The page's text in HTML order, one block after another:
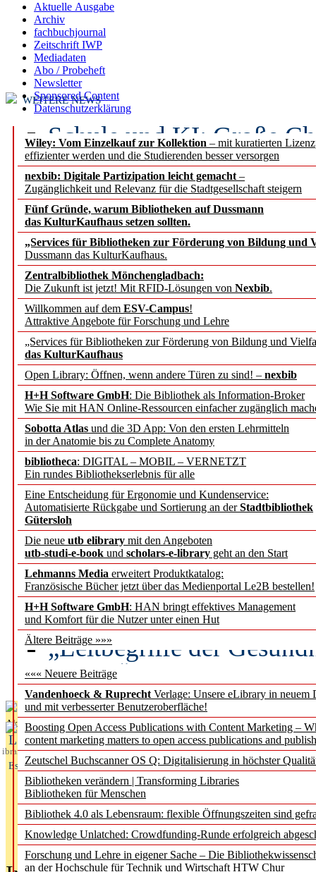
Aktuelle Ausgabe
Archiv
fachbuchjournal
Zeitschrift IWP
Mediadaten
Abo / Probeheft
Newsletter
Sponsored Content
Datenschutzerklärung
Wiley: Vom Einzelkauf zur Kollektion – mit kuratierten
effizienter werden und die Studierenden besser versorgen
nexbib: Digitale Partizipation leicht gemacht –
Zugänglichkeit und Relevanz für die Stadtgesellschaft steigern
Fünf Gründe, warum Bibliotheken auf Dussmann
das KulturKaufhaus setzen sollten.
„Services für Bibliotheken zur Förderung von Bildung und
Dussmann das KulturKaufhaus.
Zentralbibliothek Mönchengladbach:
Die Zukunft ist jetzt! Mit RFID-Lösungen von Nexbib.
Willkommen auf dem ESV-Campus!
Attraktive Angebote für Forschung und Lehre
„Services für Bibliotheken zur Förderung von Bildung und
das KulturKaufhaus
Open Library: Öffnen, wenn andere Türen zu sind! – nexbib
H+H Software GmbH: Die Bibliothek als Information-Broker
Wie Sie mit HAN Online-Ressourcen einfacher zugänglich
Sobotta Atlas und die 3D App: Von den ersten Lehrmitteln
in der Anatomie bis zu Complete Anatomy
bibliotheca: DIGITAL – MOBIL – VERNETZT
Ein rundes Bibliothekserlebnis für alle
Eine Entscheidung für Ergonomie und Kundenservice:
Automatisierte Rückgabe und Sortierung an derStadtbibliothek
Gütersloh
Die neue utb elibrary mit den Angeboten
utb-studi-e-book und scholars-e-library geht an den Start
Lehmanns Media erweitert Produktkatalog:
Französische Bücher jetzt über das Medienportal Le2B bestellen!
H+H Software GmbH: HAN bringt effektives Management
und Komfort für die Nutzer unter einen Hut
Ältere Beiträge »»»
««« Neuere Beiträge
Vandenhoeck & Ruprecht Verlage: Unsere eLibrary in neuem
und mit verbesserter Benutzeroberfläche!
Boosting Open Access Publications with Content Marketing –
content marketing matters to open access publications and
Zeutschel Buchscanner OS Q: Digitalisierung in höchster
Bibliotheken verändern | Transforming Libraries
Bibliotheken für Menschen
Bibliothek 4.0 als Lebensraum: flexible Öffnungszeiten sind
Knowledge Unlatched: Crowdfunding-Runde erfolgreich
Forschung und Lehre in eigener Sache – Die
an der Hochschule für Technik und Wirtschaft HTW Chur
WEITERE NEWS
Schule und KI: Große
Voraussetzungen
Erfolgreiches erstes
Segment Research –
angepasst
konstruktiv!
Mohr Siebeck
und die Zeitschrift für
Francke Attempto
EBSCO Information
Recherchefunktionen in
Sorbisches Institut neu
Geschichte und
Künstliche Intelligenz
besser zu verstehen
„Leitbegriffe der
des BIÖG erscheinen
Aktuelles aus
L
ibrary
Essentials